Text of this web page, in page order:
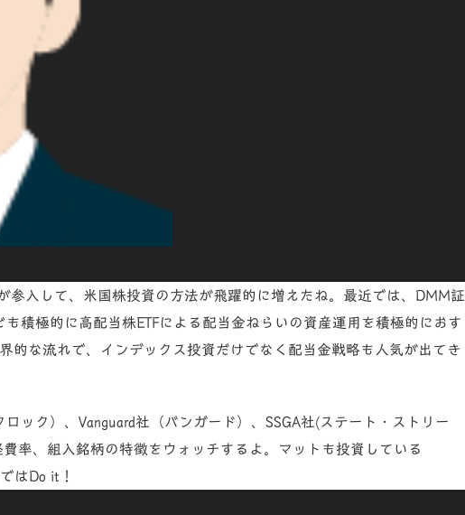
参入して、米国株投資の方法が飛躍的に増えたね。最近では、DMM証
も積極的に 高配当株ETFによる 配当金ねらいの資産運用を積極的におす
的な流れで、インデックス投資だけでなく 配当金戦略も人気が出てき
ック）、Vanguard社（バンガード）、 SSGA社(ステート・ストリー
費率、組入銘柄の特徴を ウォッチするよ。マットも投資している
はDo it！